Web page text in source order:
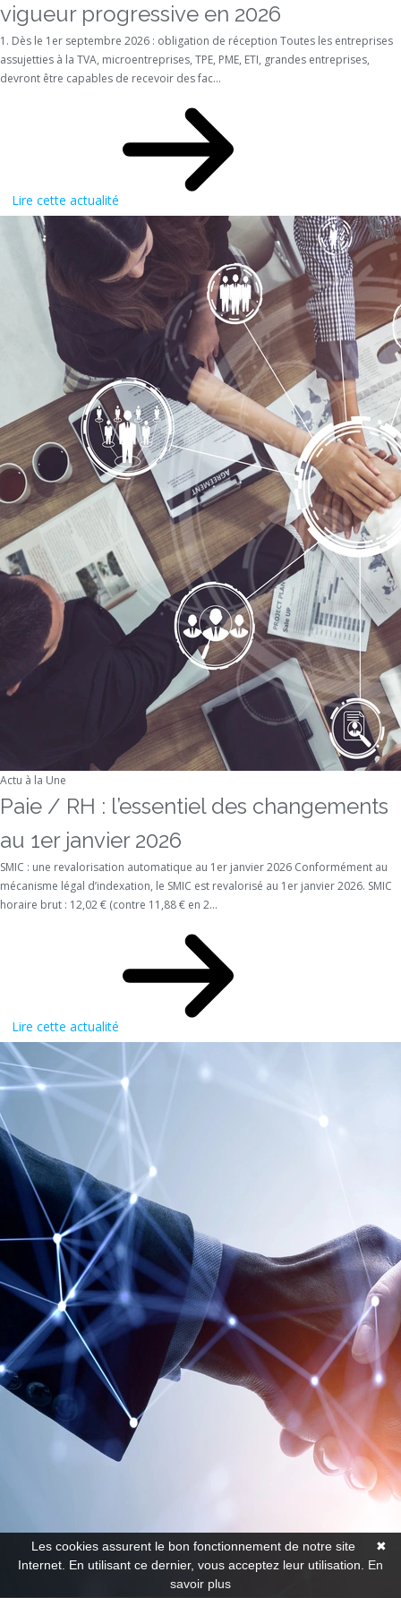
vigueur progressive en 2026
1. Dès le 1er septembre 2026 : obligation de réception Toutes les entreprises
assujetties à la TVA, microentreprises, TPE, PME, ETI, grandes entreprises,
devront être capables de recevoir des fac...
Lire cette actualité
Actu à la Une
Paie / RH : l’essentiel des changements
au 1er janvier 2026
SMIC : une revalorisation automatique au 1er janvier 2026 Conformément au
mécanisme légal d’indexation, le SMIC est revalorisé au 1er janvier 2026. SMIC
horaire brut : 12,02 € (contre 11,88 € en 2...
Lire cette actualité
✖
Les cookies assurent le bon fonctionnement de notre site
Internet. En utilisant ce dernier, vous acceptez leur utilisation. En
savoir plus